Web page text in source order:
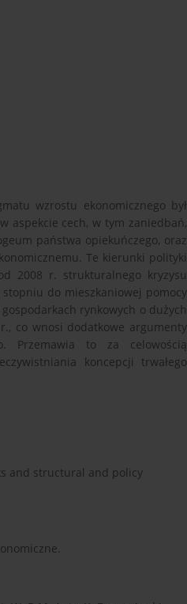
wzrostu ekonomicznego był
aspekcie cech, w tym zaniedbań,
państwa opiekuńczego, oraz
Te kierunki polityki
2008 r. strukturalnego kryzysu
do mieszkaniowej pomocy
rynkowych o dużych
co wnosi dodatkowe argumenty
Przemawia to za celowością
koncepcji trwałego
and structural and policy